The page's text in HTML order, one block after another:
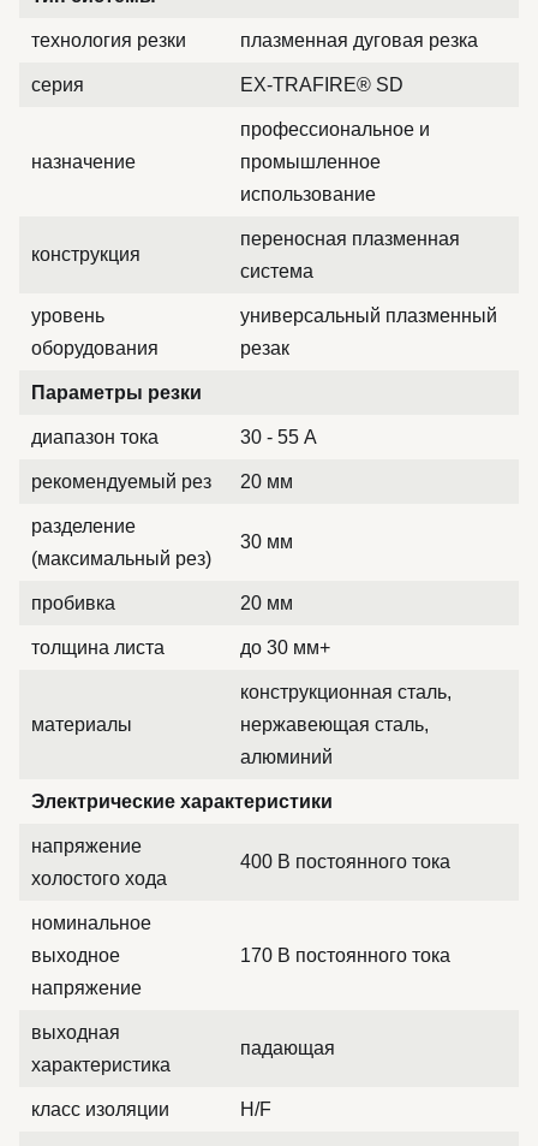
технология резки плазменная дуговая резка
серия EX-TRAFIRE® SD
назначение
профессиональное и
промышленное
использование
конструкция
переносная плазменная
система
уровень
оборудования
универсальный плазменный
резак
Параметры резки
диапазон тока 30 - 55 А
рекомендуемый рез 20 мм
разделение
(максимальный рез)
30 мм
пробивка 20 мм
толщина листа до 30 мм+
материалы
конструкционная сталь,
нержавеющая сталь,
алюминий
Электрические характеристики
напряжение
холостого хода
400 В постоянного тока
номинальное
выходное
напряжение
170 В постоянного тока
выходная
характеристика
падающая
класс изоляции H/F